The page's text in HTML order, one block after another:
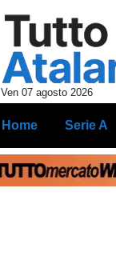
Ven 07 agosto 2026
Home Serie A